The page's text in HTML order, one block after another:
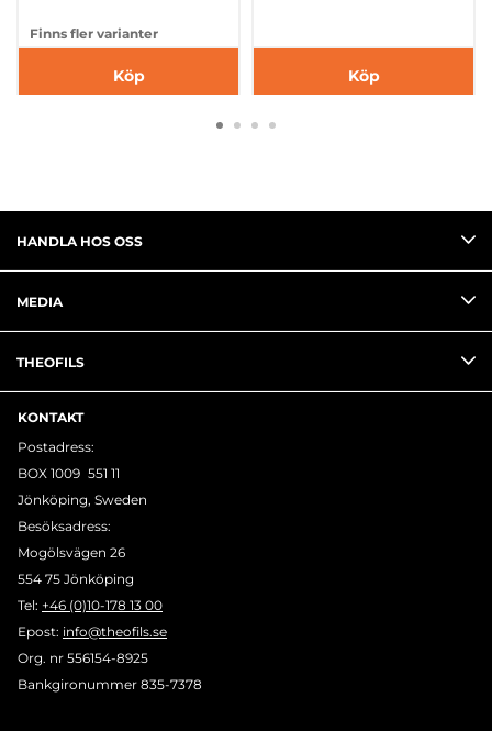
Finns fler varianter
Köp Köp
HANDLA HOS OSS
MEDIA
THEOFILS
KONTAKT
Postadress:
BOX 1009 551 11
Jönköping, Sweden
Besöksadress:
Mogölsvägen 26
554 75 Jönköping
Tel: +46 (0)10-178 13 00
Epost: info@theofils.se
Org. nr 556154-8925
Bankgironummer 835-7378